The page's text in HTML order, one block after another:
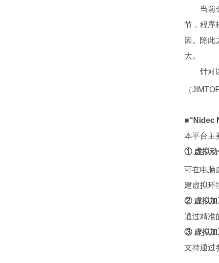
当前金
节，程序
因。除此
大。
针对以
（
■“Nidec
本平台主
① 虚拟动
可在电脑
建虚拟环
② 虚拟加
通过精准
③ 虚拟加
支持通过